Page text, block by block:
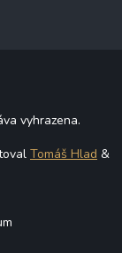
vyhrazena.
Tomáš Hlad &